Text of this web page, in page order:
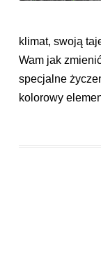
klimat, swoją
Wam jak
specjalne
kolorowy